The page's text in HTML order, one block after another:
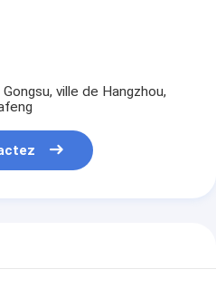
ville de Hangzhou,